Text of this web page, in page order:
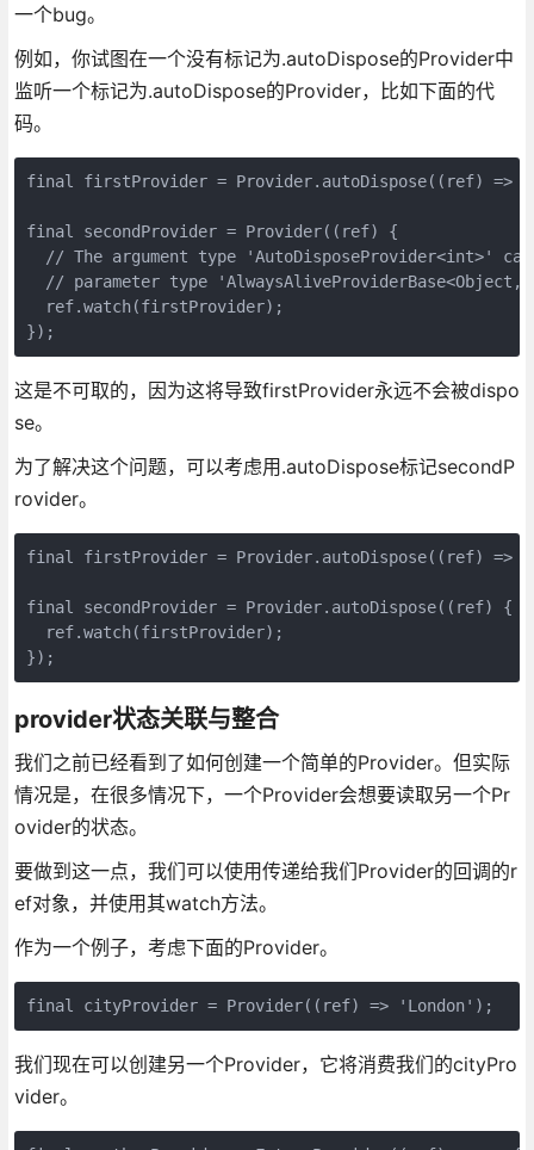
一个bug。
例如，你试图在一个没有标记为.autoDispose的Provider中
监听一个标记为.autoDispose的Provider，比如下面的代
码。
final firstProvider = Provider.autoDispose((ref) =>
final secondProvider = Provider((ref) {
// The argument type 'AutoDisposeProvider<int>'
// parameter type 'AlwaysAliveProviderBase<Object,
  ref.watch(firstProvider);
});
这是不可取的，因为这将导致firstProvider永远不会被dispo
se。
为了解决这个问题，可以考虑用.autoDispose标记secondP
rovider。
final firstProvider = Provider.autoDispose((ref) =>
final secondProvider = Provider.autoDispose((ref) {
  ref.watch(firstProvider);
});
provider状态关联与整合
我们之前已经看到了如何创建一个简单的Provider。但实际
情况是，在很多情况下，一个Provider会想要读取另一个Pr
ovider的状态。
要做到这一点，我们可以使用传递给我们Provider的回调的r
ef对象，并使用其watch方法。
作为一个例子，考虑下面的Provider。
final cityProvider = Provider((ref) => 'London');
我们现在可以创建另一个Provider，它将消费我们的cityPro
vider。